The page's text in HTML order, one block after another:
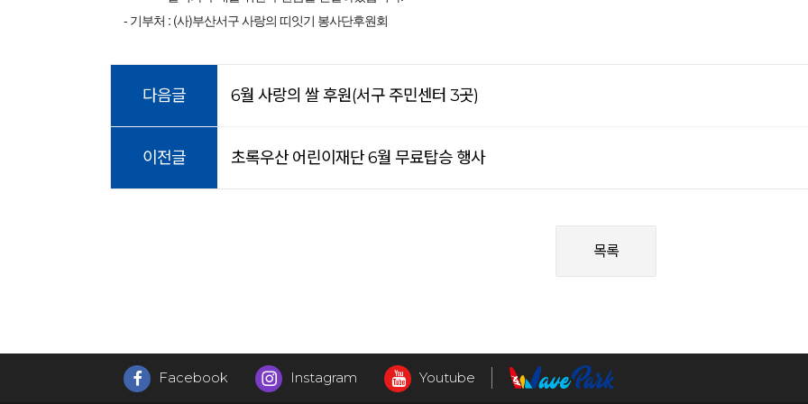
- 기부처 : (사)부산서구 사랑의 띠잇기 봉사단후원회
다음글 6월 사랑의 쌀 후원(서구 주민센터 3곳)
이전글 초록우산 어린이재단 6월 무료탑승 행사
목록
Facebook Instagram Youtube